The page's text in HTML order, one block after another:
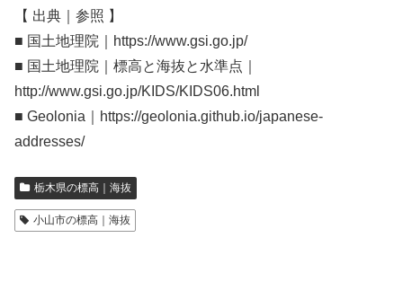
【 出典｜参照 】
■ 国土地理院｜https://www.gsi.go.jp/
■ 国土地理院｜標高と海抜と水準点｜
http://www.gsi.go.jp/KIDS/KIDS06.html
■ Geolonia｜https://geolonia.github.io/japanese-
addresses/
栃木県の標高｜海抜
小山市の標高｜海抜